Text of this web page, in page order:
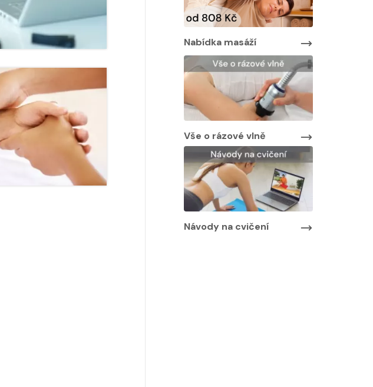
Nabídka masáží
Nabídka masáží
Vše o rázové vlně
Návody na cvičení